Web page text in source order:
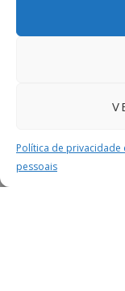
Política de
pessoais